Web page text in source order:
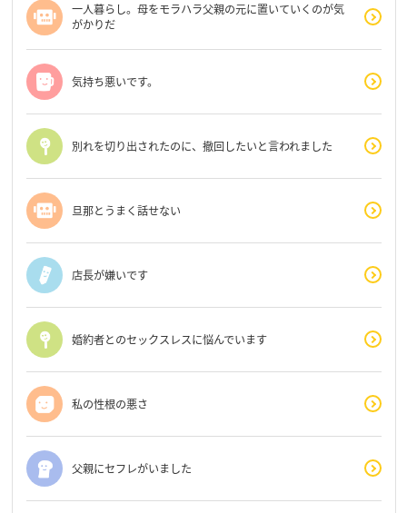
一人暮らし。母をモラハラ父親の元に置いていくのが気
がかりだ
気持ち悪いです。
別れを切り出されたのに、撤回したいと言われました
旦那とうまく話せない
店長が嫌いです
婚約者とのセックスレスに悩んでいます
私の性根の悪さ
父親にセフレがいました